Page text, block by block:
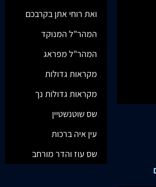
ואת רוחי אתן בקרבכם
המהר"ל המנוקד
המהר"ל מפראג
מקראות גדולות
מקראות גדולות נך
שס שוטנשטיין
עין איה ברכות
שס עוז והדר מורחב